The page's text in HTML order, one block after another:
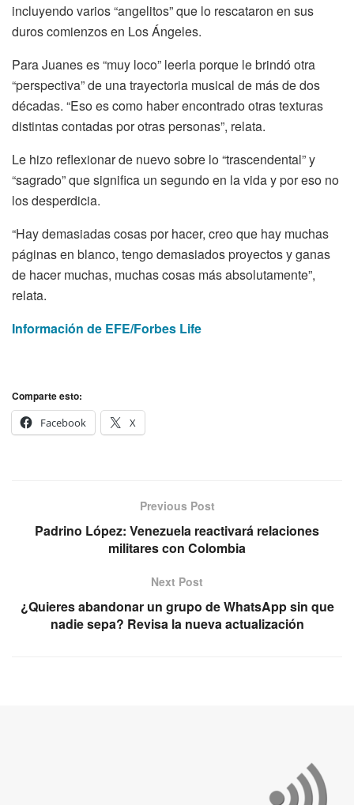
incluyendo varios “angelitos” que lo rescataron en sus
duros comienzos en Los Ángeles.
Para Juanes es “muy loco” leerla porque le brindó otra
“perspectiva” de una trayectoria musical de más de dos
décadas. “Eso es como haber encontrado otras texturas
distintas contadas por otras personas”, relata.
Le hizo reflexionar de nuevo sobre lo “trascendental” y
“sagrado” que significa un segundo en la vida y por eso no
los desperdicia.
“Hay demasiadas cosas por hacer, creo que hay muchas
páginas en blanco, tengo demasiados proyectos y ganas
de hacer muchas, muchas cosas más absolutamente”,
relata.
Información de EFE/Forbes Life
Comparte esto:
Facebook
X
Previous Post
Padrino López: Venezuela reactivará relaciones
militares con Colombia
Next Post
¿Quieres abandonar un grupo de WhatsApp sin que
nadie sepa? Revisa la nueva actualización